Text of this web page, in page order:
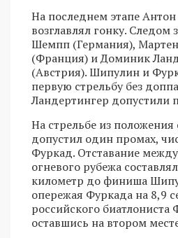
На последнем этапе
возглавлял гонку.
Шемпп (Германия),
(Франция) и Доминик
(Австрия). Шипулин и
первую стрельбу без
Ландертингер допустили
На стрельбе из
допустил один промах,
Фуркад. Отставание
огневого рубежа
километр до финиша
опережая Фуркада на 8,9
российского биатлониста
оставшись на втором